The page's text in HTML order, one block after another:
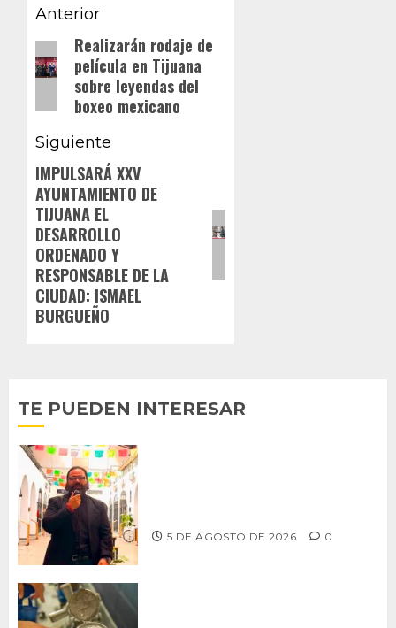
Navegación
de
entradas
Anterior
Entrada
anterior:
Realizarán rodaje de
película en Tijuana
sobre leyendas del
boxeo mexicano
Siguiente
Siguiente
entrada:
IMPULSARÁ XXV
AYUNTAMIENTO DE
TIJUANA EL
DESARROLLO
ORDENADO Y
RESPONSABLE DE LA
CIUDAD: ISMAEL
BURGUEÑO
TE PUEDEN INTERESAR
5 DE AGOSTO DE 2026 0